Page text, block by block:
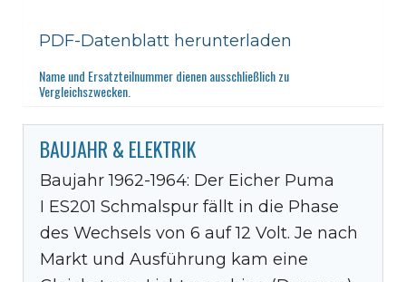
PDF-Datenblatt herunterladen
Name und Ersatzteilnummer dienen ausschließlich zu
Vergleichszwecken.
BAUJAHR & ELEKTRIK
Baujahr 1962-1964: Der Eicher Puma
I ES201 Schmalspur fällt in die Phase
des Wechsels von 6 auf 12 Volt. Je nach
Markt und Ausführung kam eine